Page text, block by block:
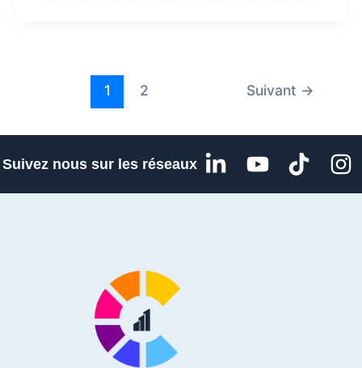
1 2 Suivant →
Suivez nous sur les réseaux
L
i
n
Y
o
u
T
i
k
I
n
s